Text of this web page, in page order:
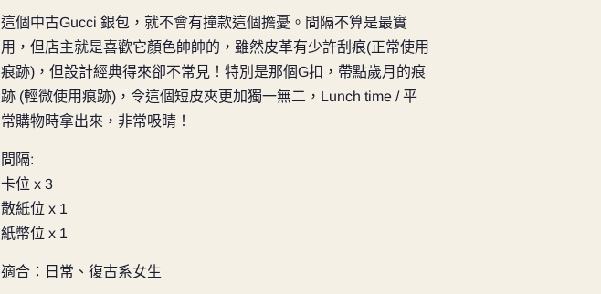
這個中古Gucci 銀包，就不會有撞款這個擔憂。間隔不算是最實
用，但店主就是喜歡它顏色帥帥的，雖然皮革有少許刮痕(正常使用
痕跡)，但設計經典得來卻不常見！特別是那個G扣，帶點歲月的痕
跡 (輕微使用痕跡)，令這個短皮夾更加獨一無二，Lunch time / 平
常購物時拿出來，非常吸睛！
間隔:
卡位 x 3
散紙位 x 1
紙幣位 x 1
適合：日常、復古系女生